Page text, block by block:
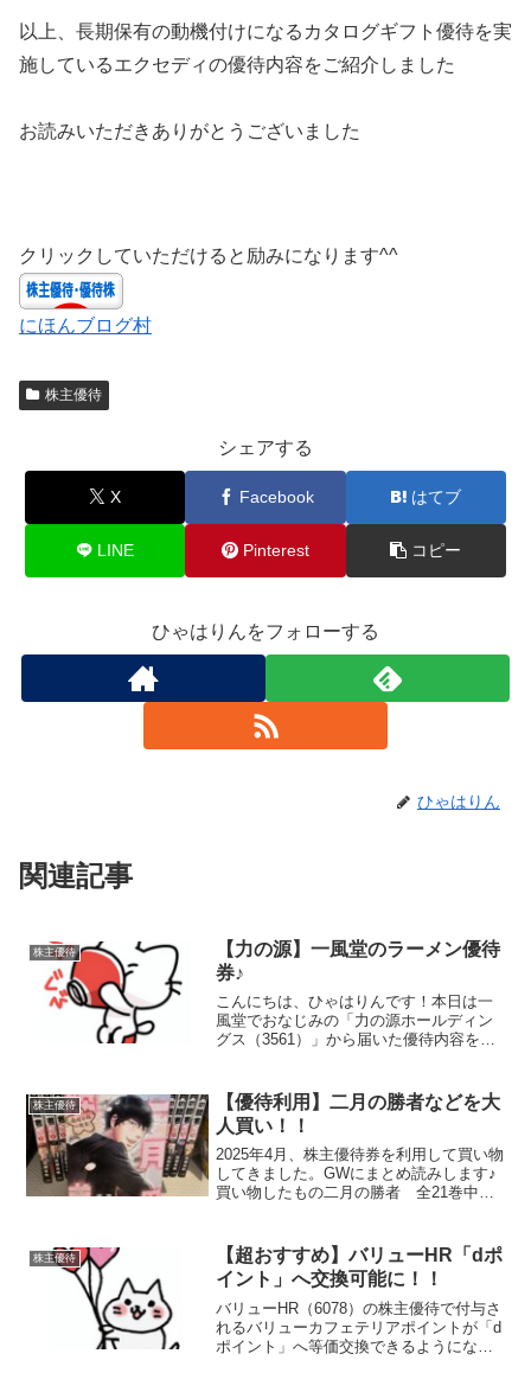
以上、長期保有の動機付けになるカタログギフト優待を実
施しているエクセディの優待内容をご紹介しました
お読みいただきありがとうございました
クリックしていただけると励みになります^^
にほんブログ村
株主優待
シェアする
X Facebook はてブ
LINE Pinterest コピー
ひゃはりんをフォローする
ひゃはりん
関連記事
株主優待
【力の源】一風堂のラーメン優待
券♪
こんにちは、ひゃはりんです！本日は一
風堂でおなじみの「力の源ホールディン
グス（3561）」から届いた優待内容をご
ューアル、ざっくり紹介！これまでは、
「好きなラーメン1杯...
株主優待
【優待利用】二月の勝者などを大
人買い！！
2025年4月、株主優待券を利用して買い物
してきました。GWにまとめ読みします♪
買い物したもの二月の勝者 全21巻中学
みね学習本（まんが）、アニメDVD子ど
もが欲しがっ...
株主優待
【超おすすめ】バリューHR「dポ
イント」へ交換可能に！！
バリューHR（6078）の株主優待で付与さ
れるバリューカフェテリアポイントが「d
ポイント」へ等価交換できるようになり